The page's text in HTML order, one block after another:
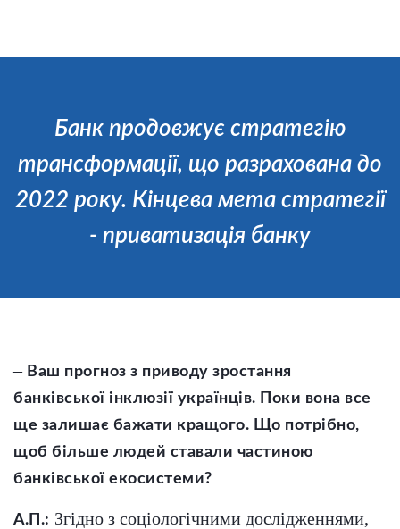
Банк продовжує стратегію
трансформації, що разрахована до
2022 року. Кінцева мета стратегії
- приватизація банку
– Ваш прогноз з приводу зростання
банківської інклюзії українців. Поки вона все
ще залишає бажати кращого. Що потрібно,
щоб більше людей ставали частиною
банківської екосистеми?
А.П.: Згідно з соціологічними дослідженнями,